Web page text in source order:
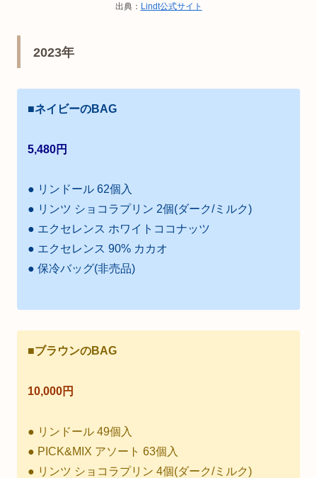
出典： Lindt公式サイト
2023年
■ネイビーのBAG
5,480円
● リンドール 62個入
● リンツ ショコラプリン 2個(ダーク/ミルク)
● エクセレンス ホワイトココナッツ
● エクセレンス 90% カカオ
● 保冷バッグ(非売品)
■ブラウンのBAG
10,000円
● リンドール 49個入
● PICK&MIX アソート 63個入
● リンツ ショコラプリン 4個(ダーク/ミルク)